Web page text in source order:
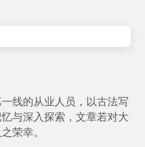
线的从业人员，以古法写
与深入探索，文章若对大
荣幸。